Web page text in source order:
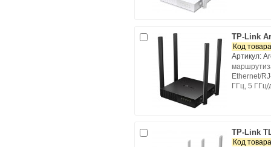
TP-Link
Код
Артикул:
Ethernet/
ГГц, 5
TP-Link
Код